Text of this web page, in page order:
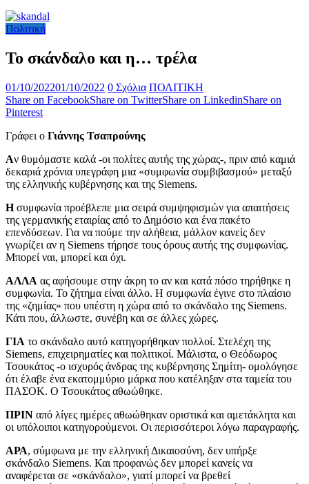
Πολιτική
Το σκάνδαλο και η… τρέλα
01/10/202201/10/2022 0 Σχόλια ΠΟΛΙΤΙΚΗ
Share on FacebookShare on TwitterShare on LinkedinShare on
Pinterest
Γράφει ο Γιάννης Τσαπρούνης
Αν θυμόμαστε καλά -οι πολίτες αυτής της χώρας-, πριν από καμιά
δεκαριά χρόνια υπεγράφη μια «συμφωνία συμβιβασμού» μεταξύ
της ελληνικής κυβέρνησης και της Siemens.
Ησυμφωνία προέβλεπε μια σειρά συμψηφισμών για απαιτήσεις
της γερμανικής εταιρίας από το Δημόσιο και ένα πακέτο
επενδύσεων. Για να πούμε την αλήθεια, μάλλον κανείς δεν
γνωρίζει αν η Siemens τήρησε τους όρους αυτής της συμφωνίας.
Μπορεί ναι, μπορεί και όχι.
ΑΛΛΑ ας αφήσουμε στην άκρη το αν και κατά πόσο τηρήθηκε η
συμφωνία. Το ζήτημα είναι άλλο. Η συμφωνία έγινε στο πλαίσιο
της «ζημίας» που υπέστη η χώρα από το σκάνδαλο της Siemens.
Κάτι που, άλλωστε, συνέβη και σε άλλες χώρες.
ΓΙΑ το σκάνδαλο αυτό κατηγορήθηκαν πολλοί. Στελέχη της
Siemens, επιχειρηματίες και πολιτικοί. Μάλιστα, ο Θεόδωρος
Τσουκάτος -ο ισχυρός άνδρας της κυβέρνησης Σημίτη- ομολόγησε
ότι έλαβε ένα εκατομμύριο μάρκα που κατέληξαν στα ταμεία του
ΠΑΣΟΚ. Ο Τσουκάτος αθωώθηκε.
ΠΡΙΝ από λίγες ημέρες αθωώθηκαν οριστικά και αμετάκλητα και
οι υπόλοιποι κατηγορούμενοι. Οι περισσότεροι λόγω παραγραφής.
ΑΡΑ, σύμφωνα με την ελληνική Δικαιοσύνη, δεν υπήρξε
σκάνδαλο Siemens. Και προφανώς δεν μπορεί κανείς να
αναφέρεται σε «σκάνδαλο», γιατί μπορεί να βρεθεί